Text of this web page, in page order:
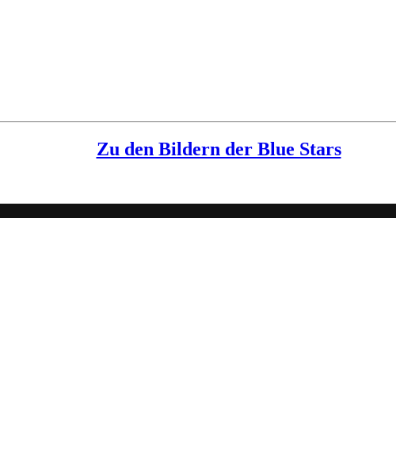
Zu den Bildern der Blue Stars